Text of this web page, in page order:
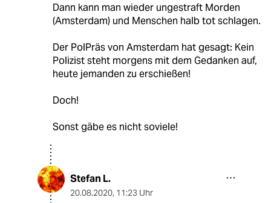
Dann kann man wieder ungestraft Morden
(Amsterdam) und Menschen halb tot schlagen.
Der PolPräs von Amsterdam hat gesagt: Kein
Polizist steht morgens mit dem Gedanken auf,
heute jemanden zu erschießen!
Doch!
Sonst gäbe es nicht soviele!
Stefan L.
20.08.2020, 11:23 Uhr